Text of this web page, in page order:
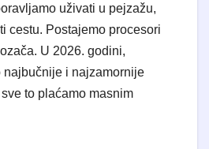
uživati u pejzažu,
cestu. Postajemo procesori
U 2026. godini,
najbučnije i najzamornije
to plaćamo masnim